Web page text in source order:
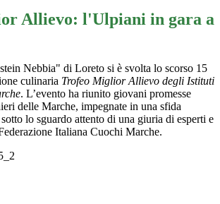
Allievo: l'Ulpiani in gara a
Nebbia" di Loreto si è svolta lo scorso 15
culinaria Trofeo Miglior Allievo degli Istituti
. L’evento ha riunito giovani promesse
delle Marche, impegnate in una sfida
sotto lo sguardo attento di una giuria di esperti e
Italiana Cuochi Marche.